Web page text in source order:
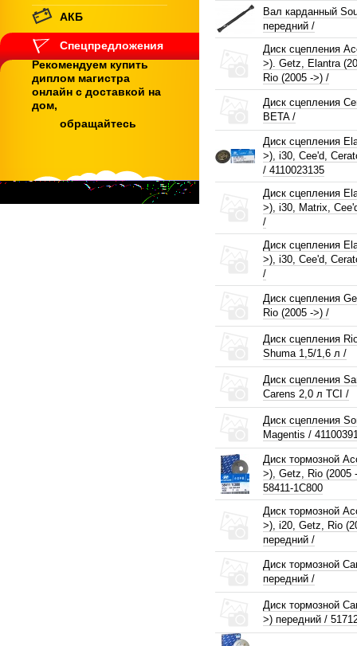
Вал карданный
передний /
Диск сцепления
>). Getz, Elantra
Rio (2005 ->) /
Диск сцепления
BETA /
Диск сцепления
>), i30, Cee'd,
/ 4110023135
Диск сцепления
>), i30, Matrix,
/
Диск сцепления
>), i30, Cee'd,
/
Диск сцепления
Rio (2005 ->) /
Диск сцепления
Shuma 1,5/1,6 л /
Диск сцепления
Carens 2,0 л TCI /
Диск сцепления
Magentis /
Диск тормозной
>), Getz, Rio (2005
58411-1C800
Диск тормозной
>), i20, Getz, Rio
передний /
Диск тормозной
передний /
Диск тормозной
>) передний /
АКБ
Спецпредложения
Рекомендуем купить
диплом магистра
онлайн с доставкой на
дом,
обращайтесь